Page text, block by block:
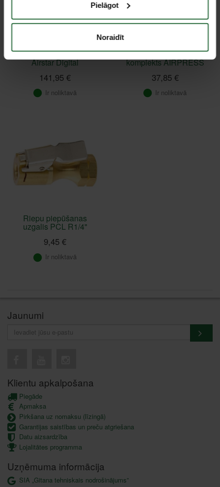
Pielāgot
Noraidīt
Riepu manometrs EWO
Airstar Digital
141,95 €
Ir noliktavā
5 daļu gaisa ierīču
komplekts AIRPRESS
37,85 €
Ir noliktavā
Riepu piepūšanas
uzgalis PCL R1/4"
9,45 €
Ir noliktavā
Jaunumi
Klientu apkalpošana
Piegāde
Apmaksa
Pirkšana uz nomaksu (līzingā)
Garantijas saistības un preču atgriešana
Datu aizsardzība
Lojalitātes programma
Uzņēmuma informācija
SIA „Gitana tehniskais nodrošinājums”